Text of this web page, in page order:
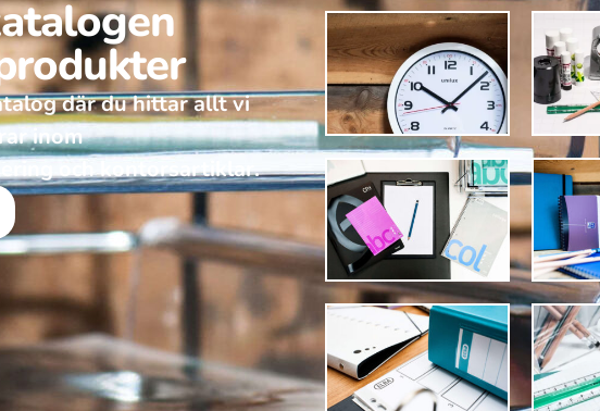
där du hittar allt vi
inom
och kontorsartiklar.